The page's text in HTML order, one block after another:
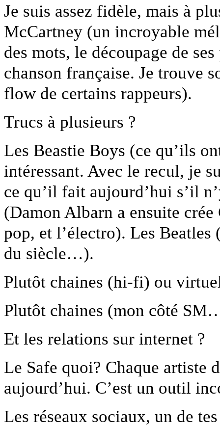
Je suis assez fidèle, mais à
McCartney (un incroyable
des mots, le découpage de
chanson française. Je trouve
flow de certains rappeurs).
Trucs à plusieurs ?
Les Beastie Boys (ce qu’ils
intéressant. Avec le recul, je
ce qu’il fait aujourd’hui s’il
(Damon Albarn a ensuite
pop, et l’électro). Les
du siècle…).
Plutôt chaines (hi-fi) ou
Plutôt chaines (mon côté
Et les relations sur internet ?
Le Safe quoi? Chaque artiste
aujourd’hui. C’est un outil
Les réseaux sociaux, un de